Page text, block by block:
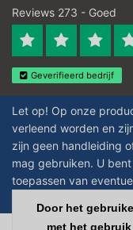
Reviews 273 - Goed
Geverifieerd bedrijf
Let op! Op onze
verleend worden en
zijn geen handleiding
mag gebruiken. U
toepassen van
Door het
met het
Door het
met het